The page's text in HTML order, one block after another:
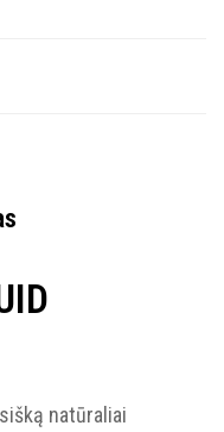
natūraliai